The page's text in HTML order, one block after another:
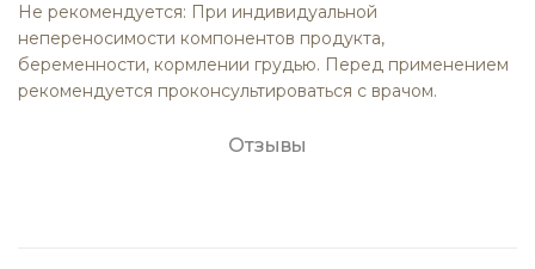
Не рекомендуется: При индивидуальной
непереносимости компонентов продукта,
беременности, кормлении грудью. Перед применением
рекомендуется проконсультироваться с врачом.
Отзывы